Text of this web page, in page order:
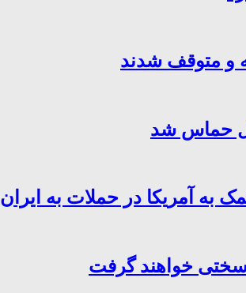
و متوقف شدند
حماس شد
به آمریکا در حملات به ایران
خواهند گرفت